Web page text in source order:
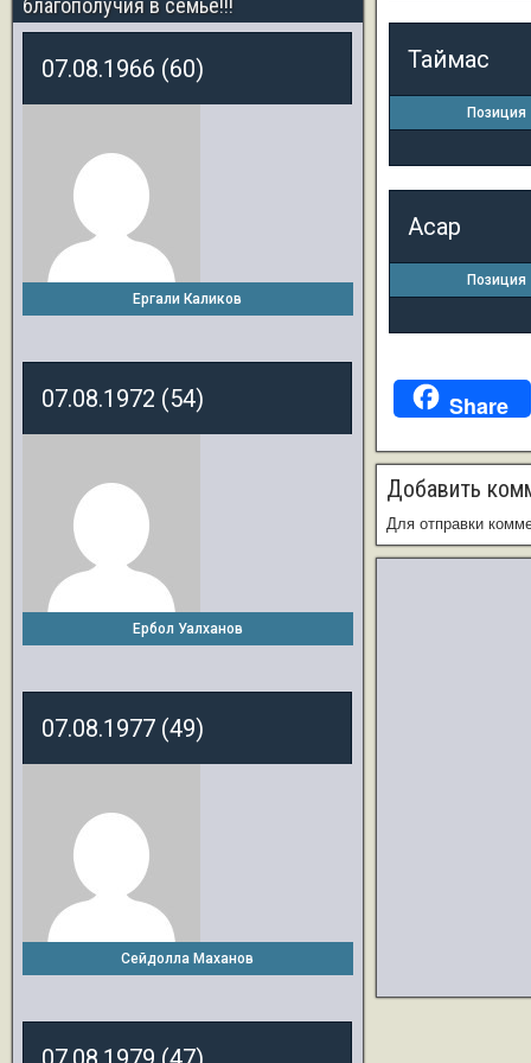
Таймас
Позиция
Асар
Позиция
Share
Добавить
Для отправки
благополучия в семье!!!
07.08.1966 (60)
Ергали Каликов
07.08.1972 (54)
Ербол Уалханов
07.08.1977 (49)
Сейдолла Маханов